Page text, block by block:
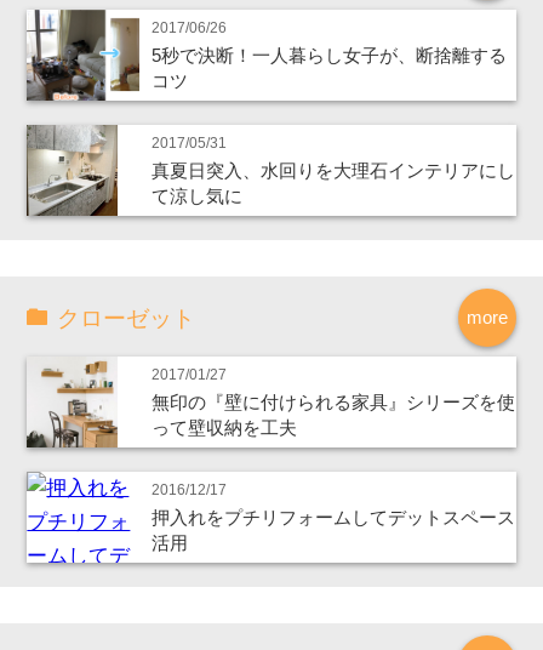
2017/06/26
5秒で決断！一人暮らし女子が、断捨離する
コツ
2017/05/31
真夏日突入、水回りを大理石インテリアにし
て涼し気に
more
クローゼット
2017/01/27
無印の『壁に付けられる家具』シリーズを使
って壁収納を工夫
2016/12/17
押入れをプチリフォームしてデットスペース
活用